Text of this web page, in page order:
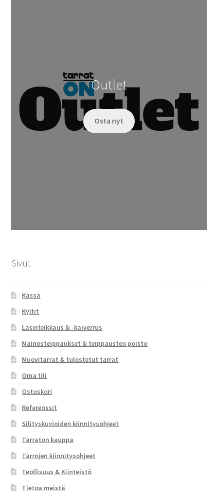
Outlet
Osta nyt
Sivut
Kassa
Kyltit
Laserleikkaus & -kaiverrus
Mainosteippaukset & teippausten poisto
Muovitarrat & tulostetut tarrat
Oma tili
Ostoskori
Referenssit
Silityskuvioiden kiinnitysohjeet
Tarraton kauppa
Tarrojen kiinnitysohjeet
Teollisuus & Kiinteistö
Tietoa meistä